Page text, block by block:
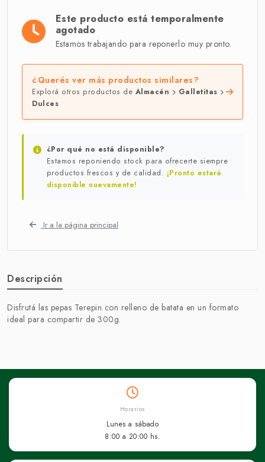
Este producto está temporalmente
agotado
Estamos trabajando para reponerlo muy pronto.
¿Querés ver más productos similares?
Explorá otros productos de Almacén
Galletitas
Dulces
¿Por qué no está disponible?
Estamos reponiendo stock para ofrecerte siempre
productos frescos y de calidad. ¡Pronto estará
disponible nuevamente!
Ir a la página principal
Descripción
Disfrutá las pepas Terepin con relleno de batata en un formato
ideal para compartir de 300g.
Horarios
Lunes a sábado
8:00 a 20:00 hs.